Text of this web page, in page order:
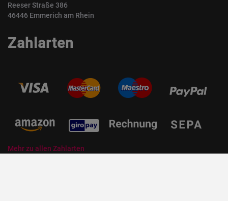
Reeser Straße 386
46446 Emmerich am Rhein
Zahlarten
Mehr zu allen Zahlarten